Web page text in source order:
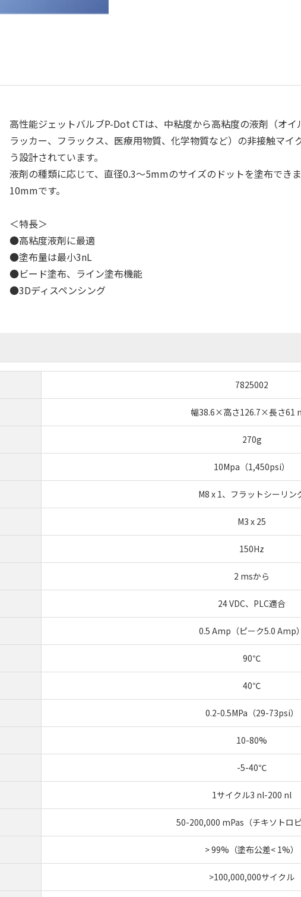
高性能ジェットバルブP-Dot CTは、中粘度から高粘度の液剤（オイ
ラッカー、フラックス、医療用物質、化学物質など）の非接触マイ
う設計されています。
液剤の種類に応じて、直径0.3～5mmのサイズのドットを塗布でき
10mmです。
＜特長＞
●高粘度液剤に最適
●塗布量は最小3nL
●ビード塗布、ライン塗布機能
●3Dディスペンシング
7825002
幅38.6×高さ126.7×長さ61
270g
10Mpa（1,450psi）
M8 x 1、フラットシーリン
M3 x 25
150Hz
2 msから
24 VDC、PLC適合
0.5 Amp（ピーク5.0 Amp）
90℃
40℃
0.2-0.5MPa（29-73psi）
10-80%
-5-40℃
1サイクル3 nl-200 nl
50-200,000 mPas（チキソトロピ
> 99%（塗布公差< 1%）
>100,000,000サイクル